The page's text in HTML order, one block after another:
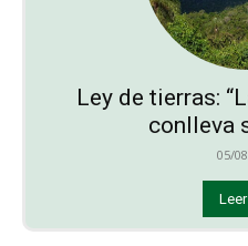
Ley de tierras:
conlleva
05/